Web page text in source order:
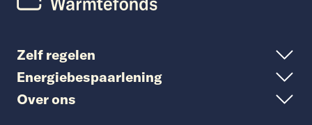
Zelf regelen
Energiebespaarlening
Over ons